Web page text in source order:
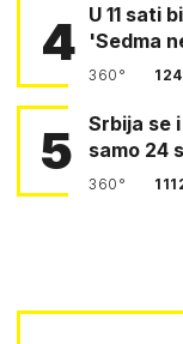
4 U 11 sati bili su pred
'Sedma
360°
5
Srbija se
samo 24
360°